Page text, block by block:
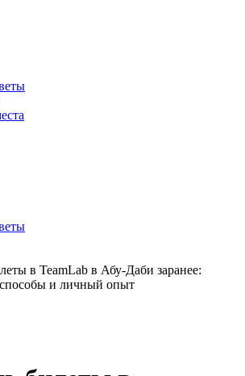
в TeamLab в Абу-Даби заранее:
и личный опыт